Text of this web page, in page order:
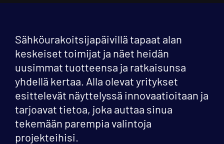
Sähköurakoitsijapäivillä tapaat alan
keskeiset toimijat ja näet heidän
uusimmat tuotteensa ja ratkaisunsa
yhdellä kertaa. Alla olevat yritykset
esittelevät näyttelyssä innovaatioitaan ja
tarjoavat tietoa, joka auttaa sinua
tekemään parempia valintoja
projekteihisi.